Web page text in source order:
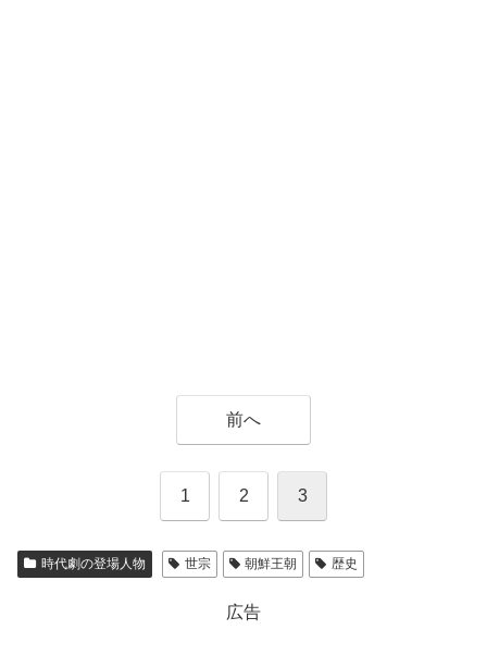
前へ
1 2 3
時代劇の登場人物 世宗 朝鮮王朝 歴史
広告